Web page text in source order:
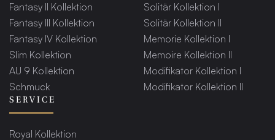
Fantasy II Kollektion
Fantasy III Kollektion
Fantasy IV Kollektion
Slim Kollektion
AU 9 Kollektion
Schmuck
Solitär Kollektion I
Solitär Kollektion II
Memorie Kollektion I
Memoire Kollektion II
Modifikator Kollektion I
Modifikator Kollektion II
SERVICE
Royal Kollektion